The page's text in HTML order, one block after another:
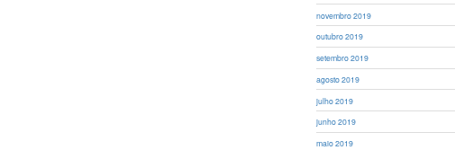
novembro 2019
outubro 2019
setembro 2019
agosto 2019
julho 2019
junho 2019
maio 2019